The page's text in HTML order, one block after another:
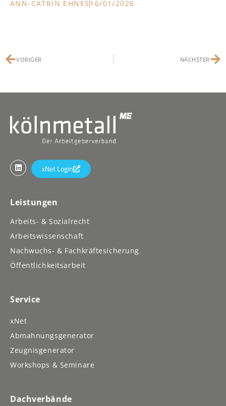
ANN-CATRIN EHNES 16/01/2026
VORIGER NÄCHSTER
xNet Login
Leistungen
Arbeits- & Sozialrecht
Arbeitswissenschaft
Nachwuchs- & Fachkräftesicherung
Öffentlichkeitsarbeit
Service
xNet
Abmahnungsgenerator
Zeugnisgenerator
Workshops & Seminare
Dachverbände